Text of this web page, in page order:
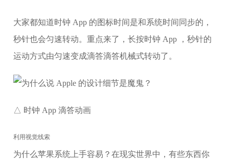
大家都知道时钟 App 的图标时间是和系统时间同步的，
秒针也会匀速转动。重点来了，长按时钟 App ，秒针的
运动方式由匀速变成滴答滴答机械式转动了。
△ 时钟 App 滴答动画
利用视觉线索
为什么苹果系统上手容易？在现实世界中，有些东西你